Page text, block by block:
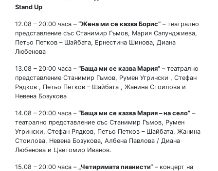
Stand Up
12.08 – 20:00 часа – “Жена ми се казва Борис” – театрално
представление със Станимир Гъмов, Мария Сапунджиева,
Петьо Петков – Шайбата, Ернестина Шинова, Диана
Любенова
13.08 – 20:00 часа – “Баща ми се казва Мария” – театрално
представление Станимир Гъмов, Румен Угрински , Стефан
Рядков , Петьо Петков – Шайбата , Жанина Стоилова и
Невена Бозукова
14.08 – 20:00 часа – “Баща ми се казва Мария –на село” –
театрално представление със Станимир Гъмов, Румен
Угрински, Стефан Рядков, Петьо Петков – Шайбата, Жанина
Стоилова, Невена Бозукова, Албена Павлова / Диана
Любенова и Цветомир Иванов.
15.08 – 20:00 часа – „Четиримата пианисти“ – концерт на